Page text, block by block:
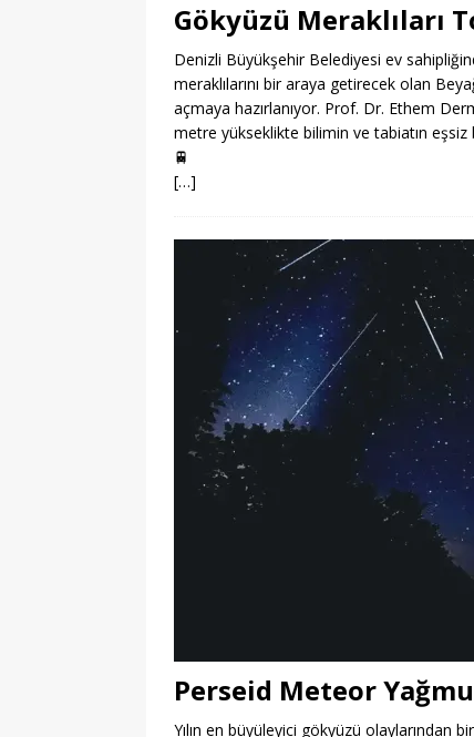
Gökyüzü Meraklıları
Denizli Büyükşehir Belediyesi ev
meraklılarını bir araya getirecek olan
açmaya hazırlanıyor. Prof. Dr. Ethem
metre yükseklikte bilimin ve tabiatın eşsiz
🚆
[…]
Perseid Meteor
Yılın en büyüleyici gökyüzü olaylarından